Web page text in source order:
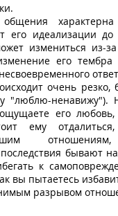
идеализации до
измениться из-
его тембра
очень резко,
"люблю-ненавижу").
его любовь,
ему
отношениям,
бывают
к
вы пытаетесь
разрывом